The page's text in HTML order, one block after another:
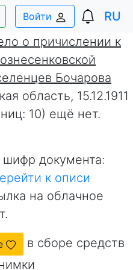
Войти
RU
о причислении к
Бочарова
область, 15.12.1911
10) ещё нет.
шифр документа:
к описи
на облачное
в сборе средств